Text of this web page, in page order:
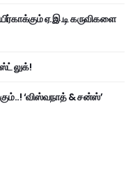
ஏ.இ.டி கருவிகளை
லுக்!
‘விஸ்வநாத் & சன்ஸ்’